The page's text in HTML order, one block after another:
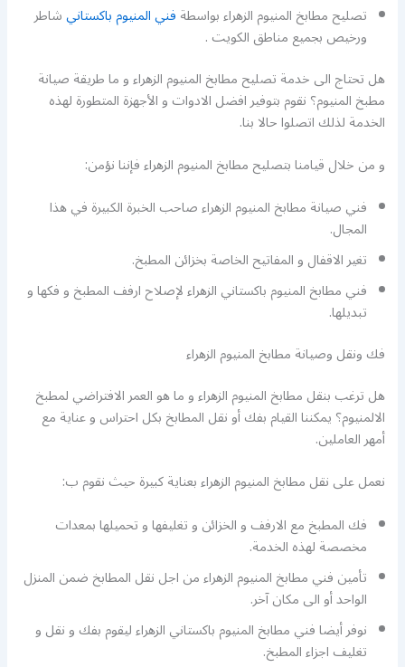
تصليح مطابخ المنيوم الزهراء بواسطةفني المنيوم باكستانيشاطر
ورخيص بجميع مناطق الكويت .
هل تحتاج الى خدمة تصليح مطابخ المنيوم الزهراء و ما طريقة صيانة
مطبخ المنيوم؟ نقوم بتوفير افضل الادوات و الأجهزة المتطورة لهذه
الخدمة لذلك اتصلوا حالا بنا.
و من خلال قيامنا بتصليح مطابخ المنيوم الزهراء فإننا نؤمن:
فني صيانة مطابخ المنيوم الزهراء صاحب الخبرة الكبيرة في هذا
المجال.
تغير الاقفال و المفاتيح الخاصة بخزائن المطبخ.
فني مطابخ المنيوم باكستاني الزهراء لإصلاح ارفف المطبخ و فكها و
تبديلها.
فك ونقل وصيانة مطابخ المنيوم الزهراء
هل ترغب بنقل مطابخ المنيوم الزهراء و ما هو العمر الافتراضي لمطبخ
الالمنيوم؟ يمكننا القيام بفك أو نقل المطابخ بكل احتراس و عناية مع
أمهر العاملين.
نعمل على نقل مطابخ المنيوم الزهراء بعناية كبيرة حيث نقوم ب:
فك المطبخ مع الارفف و الخزائن و تغليفها و تحميلها بمعدات
مخصصة لهذه الخدمة.
تأمين فني مطابخ المنيوم الزهراء من اجل نقل المطابخ ضمن المنزل
الواحد أو الى مكان آخر.
نوفر أيضا فني مطابخ المنيوم باكستاني الزهراء ليقوم بفك و نقل و
تغليف اجزاء المطبخ.